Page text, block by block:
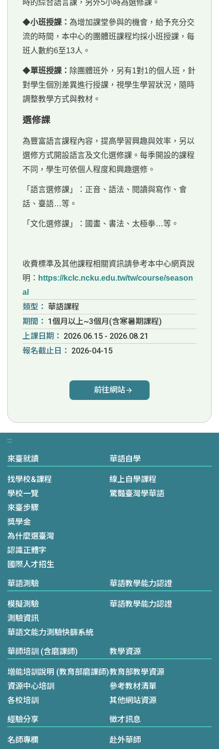
時的綜合語言課，另外5小時為選修課。
◆小班授課： 為增加課堂參與的機會，給予充分交
流的時間，本中心的團體班課程均採小班授課，每
班人數約6至13人。
◆單班授課： 除團體班外，另有1對1的個人班，針
對學生個別差異進行授課，視學生學習狀況，隨時
調整教學方式與教材。
選修課
為豐富語言課程內容，提高學習興趣與效率，另以
選修方式開設語言及文化選修課。每季開設的課程
不同，學生可依個人程度和興趣選修。
「語言選修課」：正音、語法、閱讀與寫作、會
話、臺語…等。
「文化選修課」：國畫、書法、太極拳…等。
收費標準及其他課程相關資訊請參考本中心網頁說
明： https://kclc.ncku.edu.tw/tw/course/season
al
類型： 華語課程
期間： 1個月以上~3個月(含寒暑期課程)
上課日期： 2026.06.15 - 2026.08.21
報名截止日： 2026-04-15
前往網站
:::
來臺就讀
找學校&課程
學校一覽
來臺步驟
獎學金
為什麼選臺灣
認識正體字
國際人才招生
華語自學
線上自學課程
驚豔臺灣學華語
華語測驗
模擬測驗
測驗資訊
華語文能力測驗快篩系統
華語教學能力認證
華語教學能力認證
華師培訓 (含磨課師)
增能培訓說明 (教育部磨課師)
資源中心培訓
各校培訓
教學資源
教育部教學資源
參考教材清單
其他網站資源
經驗分享
名師專欄
徵才訊息
赴外華師